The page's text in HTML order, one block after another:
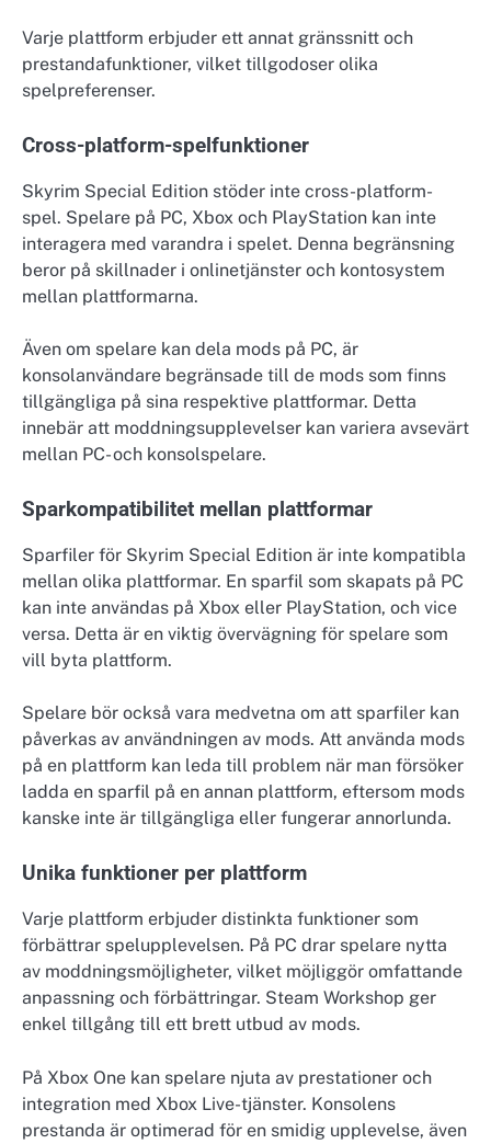
Varje plattform erbjuder ett annat gränssnitt och
prestandafunktioner, vilket tillgodoser olika
spelpreferenser.
Cross-platform-spelfunktioner
Skyrim Special Edition stöder inte cross-platform-
spel. Spelare på PC, Xbox och PlayStation kan inte
interagera med varandra i spelet. Denna begränsning
beror på skillnader i onlinetjänster och kontosystem
mellan plattformarna.
Även om spelare kan dela mods på PC, är
konsolanvändare begränsade till de mods som finns
tillgängliga på sina respektive plattformar. Detta
innebär att moddningsupplevelser kan variera avsevärt
mellan PC- och konsolspelare.
Sparkompatibilitet mellan plattformar
Sparfiler för Skyrim Special Edition är inte kompatibla
mellan olika plattformar. En sparfil som skapats på PC
kan inte användas på Xbox eller PlayStation, och vice
versa. Detta är en viktig övervägning för spelare som
vill byta plattform.
Spelare bör också vara medvetna om att sparfiler kan
påverkas av användningen av mods. Att använda mods
på en plattform kan leda till problem när man försöker
ladda en sparfil på en annan plattform, eftersom mods
kanske inte är tillgängliga eller fungerar annorlunda.
Unika funktioner per plattform
Varje plattform erbjuder distinkta funktioner som
förbättrar spelupplevelsen. På PC drar spelare nytta
av moddningsmöjligheter, vilket möjliggör omfattande
anpassning och förbättringar. Steam Workshop ger
enkel tillgång till ett brett utbud av mods.
På Xbox One kan spelare njuta av prestationer och
integration med Xbox Live-tjänster. Konsolens
prestanda är optimerad för en smidig upplevelse, även